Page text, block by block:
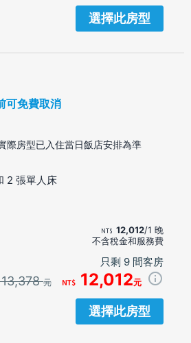
選擇此房型
可免費取消
際房型已入住當日飯店安排為準
2 張單人床
12,012/1 晚
不含稅金和服務費
只剩 9 間客房
元 12,012元
選擇此房型